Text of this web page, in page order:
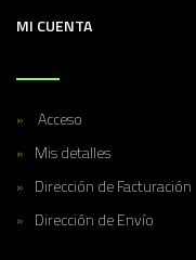
MI CUENTA
Acceso
Mis detalles
Dirección de Facturación
Dirección de Envío